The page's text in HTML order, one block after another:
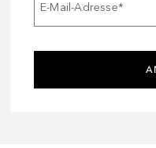
E-Mail-Adresse*